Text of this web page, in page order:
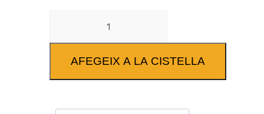
AFEGEIX A LA CISTELLA